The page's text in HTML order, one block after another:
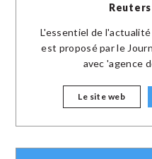
Reuters
L'essentiel de
est proposé par le
avec 'agence
Le site web